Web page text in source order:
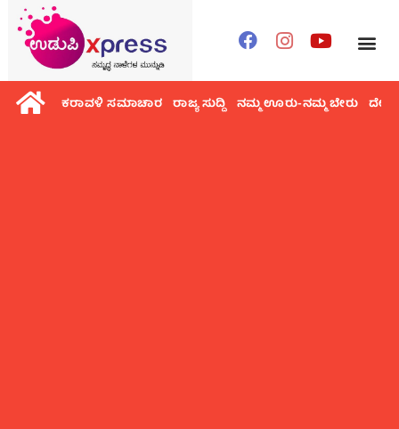
ಕರಾವಳಿ ಸಮಾಚಾರ ರಾಜ್ಯ ಸುದ್ದಿ ನಮ್ಮ ಊರು-ನಮ್ಮ ಬೇರು ದೇಶ